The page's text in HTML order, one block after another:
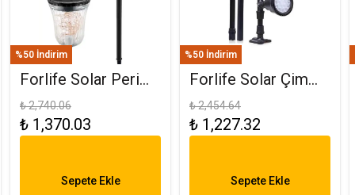
%50 İndirim
Forlife Solar Peri
Ledli Bahçe
Aydınlatma
₺ 2,740.06
₺ 1,370.03
Sepete Ekle
%50 İndirim
Forlife Solar Çim
Saplama 30W
Amber FL-3121
₺ 2,454.64
₺ 1,227.32
Sepete Ekle